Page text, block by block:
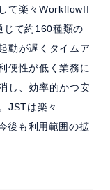
て楽々WorkflowII
じて約160種類の
動が遅くタイムア
便性が低く業務に
し、効率的かつ安
JSTは楽々
後も利用範囲の拡